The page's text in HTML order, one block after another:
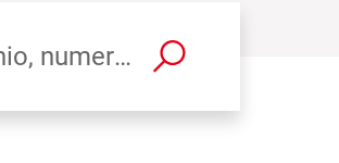
Ricerca per prodotto, categoria, marchio, numero di articolo...